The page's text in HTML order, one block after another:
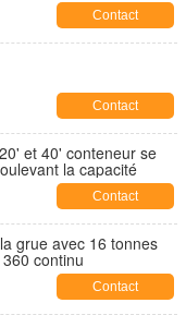
Contact
Contact
et 40' conteneur se
la capacité
Contact
grue avec 16 tonnes
continu
Contact